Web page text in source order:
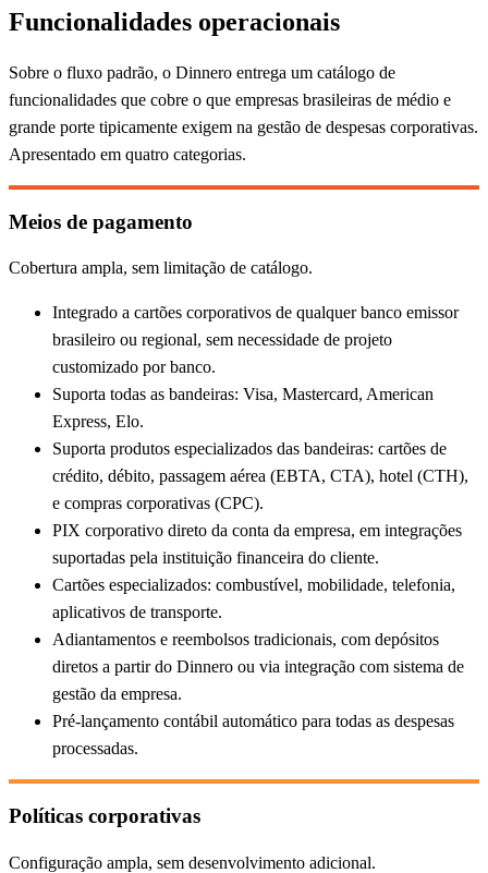
Funcionalidades operacionais
Sobre o fluxo padrão, o Dinnero entrega um catálogo de
funcionalidades que cobre o que empresas brasileiras de médio e
grande porte tipicamente exigem na gestão de despesas corporativas.
Apresentado em quatro categorias.
Meios de pagamento
Cobertura ampla, sem limitação de catálogo.
Integrado a cartões corporativos de qualquer banco emissor
brasileiro ou regional, sem necessidade de projeto
customizado por banco.
Suporta todas as bandeiras: Visa, Mastercard, American
Express, Elo.
Suporta produtos especializados das bandeiras: cartões de
crédito, débito, passagem aérea (EBTA, CTA), hotel (CTH),
e compras corporativas (CPC).
PIX corporativo direto da conta da empresa, em integrações
suportadas pela instituição financeira do cliente.
Cartões especializados: combustível, mobilidade, telefonia,
aplicativos de transporte.
Adiantamentos e reembolsos tradicionais, com depósitos
diretos a partir do Dinnero ou via integração com sistema de
gestão da empresa.
Pré-lançamento contábil automático para todas as despesas
processadas.
Políticas corporativas
Configuração ampla, sem desenvolvimento adicional.